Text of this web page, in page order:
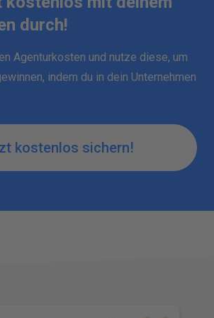
durch!
Agenturkosten und nutze diese, um
indem du in dein Unternehmen
kostenlos sichern!